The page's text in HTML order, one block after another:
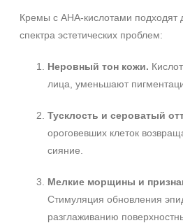
Кремы с AHA‑кислотами
спектра эстетических проблем:
Неровный тон кожи.
лица, уменьшают
Тусклость и сероватый
ороговевших клеток
сияние.
Мелкие морщины и
Стимуляция обновления
разглаживанию